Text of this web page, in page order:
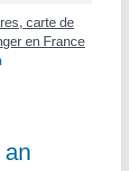
carte de
en France